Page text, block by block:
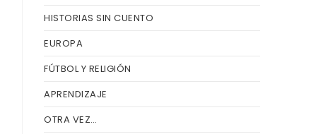
HISTORIAS SIN CUENTO
EUROPA
FÚTBOL Y RELIGIÓN
APRENDIZAJE
OTRA VEZ…